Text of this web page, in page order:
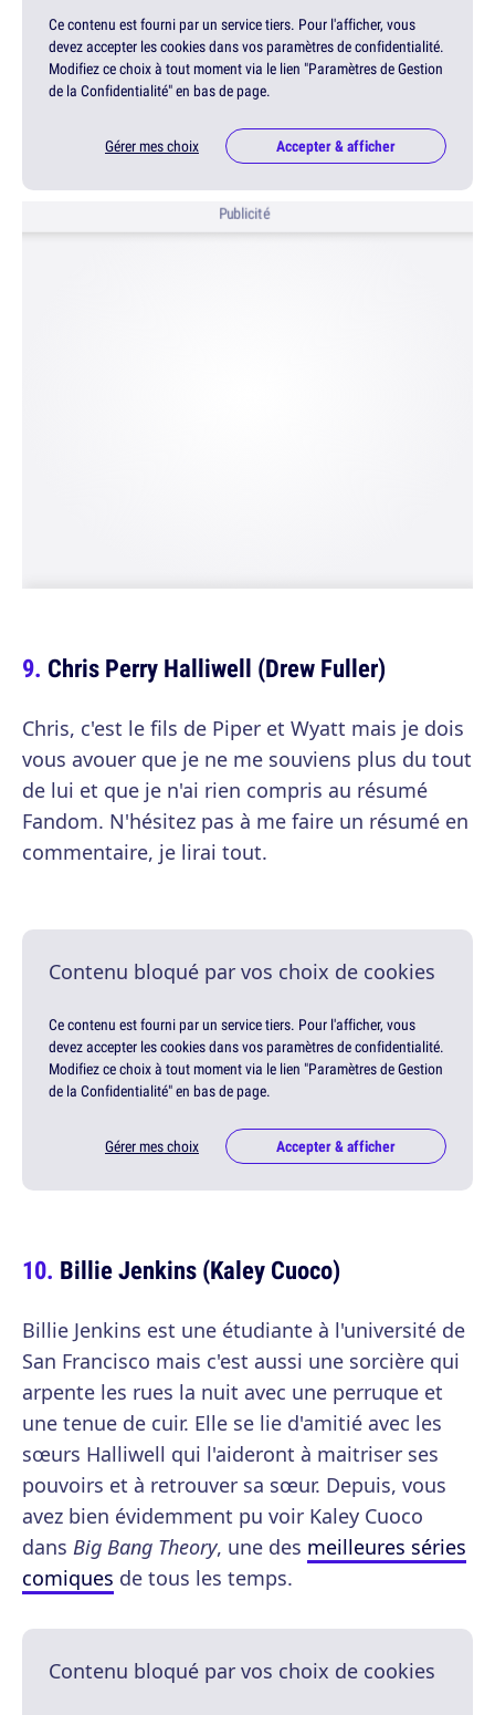
Ce contenu est fourni par un service tiers. Pour l'afficher, vous
devez accepter les cookies dans vos paramètres de confidentialité.
Modifiez ce choix à tout moment via le lien "Paramètres de Gestion
de la Confidentialité" en bas de page.
Gérer mes choix Accepter & afficher
Publicité
Chris Perry Halliwell (Drew Fuller)
Chris, c'est le fils de Piper et Wyatt mais je dois
vous avouer que je ne me souviens plus du tout
de lui et que je n'ai rien compris au résumé
Fandom. N'hésitez pas à me faire un résumé en
commentaire, je lirai tout.
Contenu bloqué par vos choix de cookies
Ce contenu est fourni par un service tiers. Pour l'afficher, vous
devez accepter les cookies dans vos paramètres de confidentialité.
Modifiez ce choix à tout moment via le lien "Paramètres de Gestion
de la Confidentialité" en bas de page.
Gérer mes choix Accepter & afficher
Billie Jenkins (Kaley Cuoco)
Billie Jenkins est une étudiante à l'université de
San Francisco mais c'est aussi une sorcière qui
arpente les rues la nuit avec une perruque et
une tenue de cuir. Elle se lie d'amitié avec les
sœurs Halliwell qui l'aideront à maitriser ses
pouvoirs et à retrouver sa sœur. Depuis, vous
avez bien évidemment pu voir Kaley Cuoco
dans Big Bang Theory, une des meilleures séries
comiques de tous les temps.
Contenu bloqué par vos choix de cookies